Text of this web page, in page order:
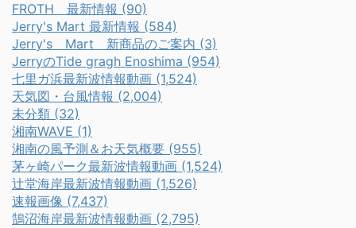
FROTH 最新情報 (90)
Jerry's Mart 最新情報 (584)
Jerry's Mart 新商品のご案内 (3)
JerryのTide gragh Enoshima (954)
七里ガ浜最新波情報動画 (1,524)
天気図・台風情報 (2,004)
未分類 (32)
湘南WAVE (1)
湘南の風予測＆お天気概要 (955)
茅ヶ崎パーク最新波情報動画 (1,524)
辻堂海岸最新波情報動画 (1,526)
速報画像 (7,437)
鵠沼海岸最新波情報動画 (2,795)